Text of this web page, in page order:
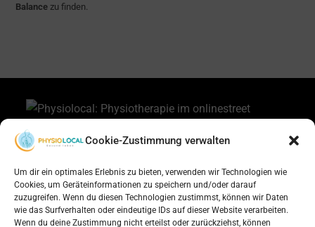
Cookie-Zustimmung verwalten
Um dir ein optimales Erlebnis zu bieten, verwenden wir Technologien wie
Cookies, um Geräteinformationen zu speichern und/oder darauf
zuzugreifen. Wenn du diesen Technologien zustimmst, können wir Daten
wie das Surfverhalten oder eindeutige IDs auf dieser Website verarbeiten.
Wenn du deine Zustimmung nicht erteilst oder zurückziehst, können
Balance zu finden.